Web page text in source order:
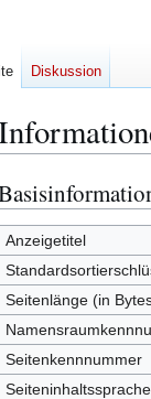
springen
springen
Anzeigetitel
Seitenlänge (in
Seitenkennnummer
Seiteninhaltssprache
Diskussion